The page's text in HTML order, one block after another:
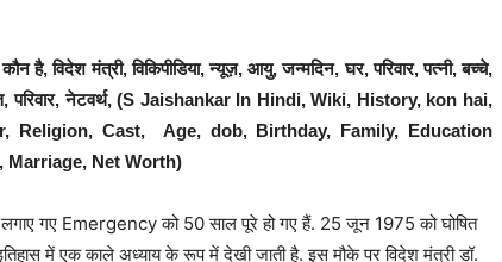
Hindi
है, विदेश मंत्री, विकिपीडिया, न्यूज़, आयु, जन्मदिन, घर, परिवार, पत्नी, बच्चे,
परिवार, नेटवर्थ, (S Jaishankar In Hindi, Wiki, History, kon hai,
Religion, Cast, Age, dob, Birthday, Family, Education
Marriage, Net Worth)
गए Emergency को 50 साल पूरे हो गए हैं. 25 जून 1975 को घोषित
में एक काले अध्याय के रूप में देखी जाती है. इस मौके पर विदेश मंत्री डॉ.